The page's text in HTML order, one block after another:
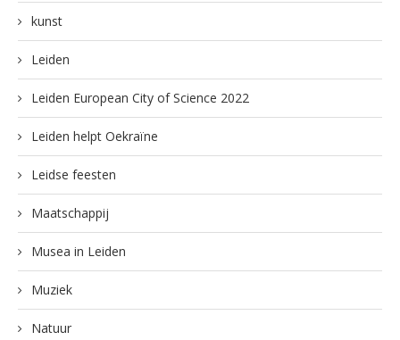
kunst
Leiden
Leiden European City of Science 2022
Leiden helpt Oekraïne
Leidse feesten
Maatschappij
Musea in Leiden
Muziek
Natuur